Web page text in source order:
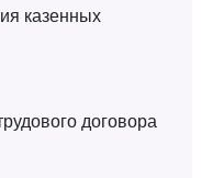
казенных
договора